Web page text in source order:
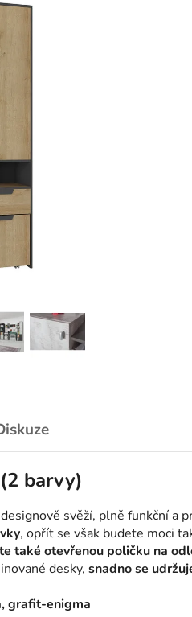
barvy)
svěží, plně funkční a
, opřít se však budete moci
také otevřenou poličku na
desky, snadno se
grafit-enigma